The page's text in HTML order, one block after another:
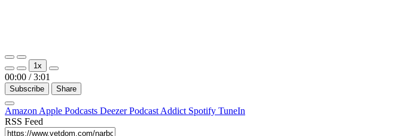
Play
Episode
Pause
Episode
1x
00:00 / 3:01
Subscribe Share
Amazon Apple Podcasts DeezerPodcast Addict Spotify TuneIn
RSS Feed